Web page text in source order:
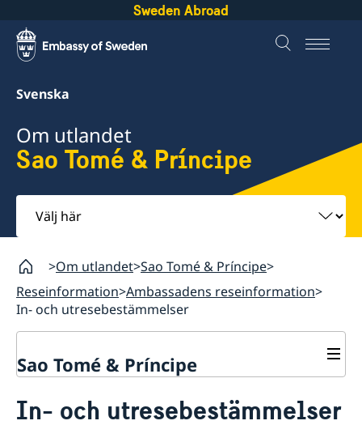
Sweden Abroad
Svenska
Om utlandet
Sao Tomé & Príncipe
Välj
här
Om utlandet Sao Tomé & Príncipe
Reseinformation Ambassadens reseinformation
In- och utresebestämmelser
Sao Tomé & Príncipe
Hjälp till svenskar i Sao Tomé & Príncipe
In- och utresebestämmelser